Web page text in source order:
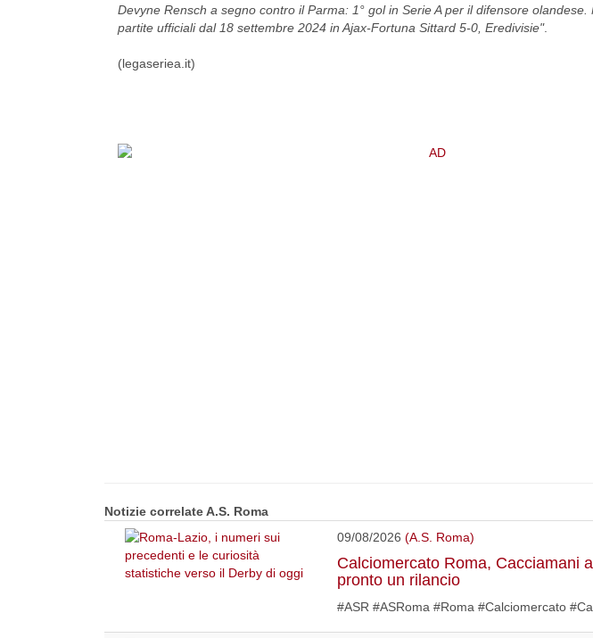
Devyne Rensch a segno contro il Parma: 1° gol in Serie A per il difensore
partite ufficiali dal 18 settembre 2024 in Ajax-Fortuna Sittard 5-0, Eredivisie".
(legaseriea.it)
Notizie correlate A.S. Roma
09/08/2026 (A.S. Roma)
Calciomercato Roma, Cacciamani
pronto un rilancio
#ASR #ASRoma #Roma #Calciomercato